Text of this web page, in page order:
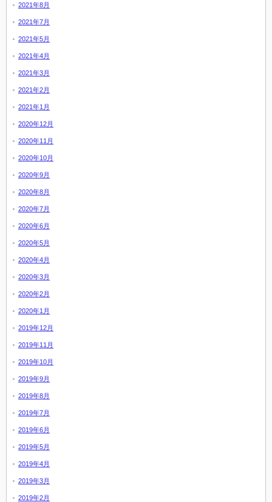
2021年8月
2021年7月
2021年5月
2021年4月
2021年3月
2021年2月
2021年1月
2020年12月
2020年11月
2020年10月
2020年9月
2020年8月
2020年7月
2020年6月
2020年5月
2020年4月
2020年3月
2020年2月
2020年1月
2019年12月
2019年11月
2019年10月
2019年9月
2019年8月
2019年7月
2019年6月
2019年5月
2019年4月
2019年3月
2019年2月